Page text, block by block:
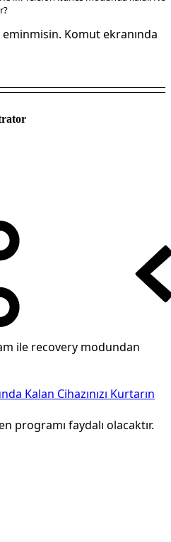
eminmisin. Komut ekranında
ile recovery modundan
Kalan Cihazınızı Kurtarın
programı faydalı olacaktır.